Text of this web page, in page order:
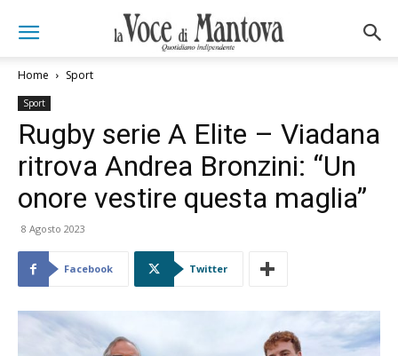
Home Sport
Sport
Rugby serie A Elite – Viadana
ritrova Andrea Bronzini: “Un
onore vestire questa maglia”
8 Agosto 2023
Facebook Twitter